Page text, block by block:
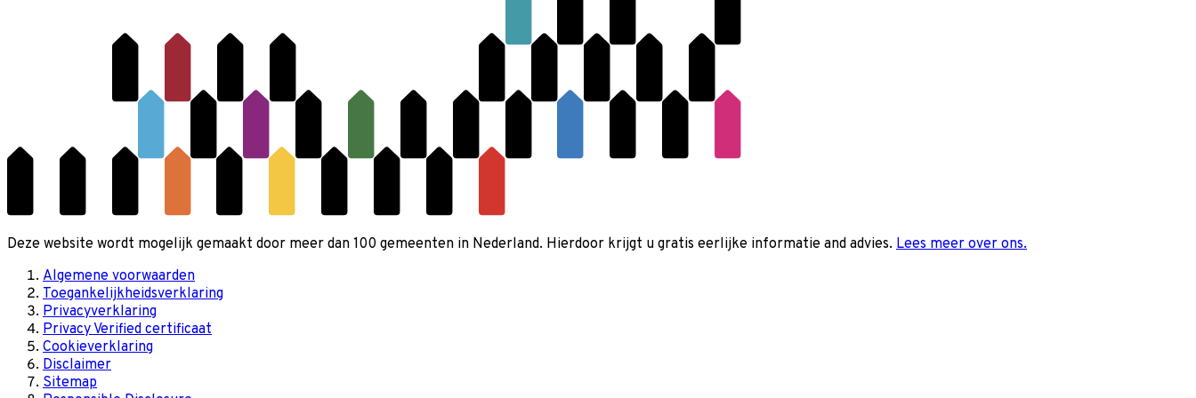
Deze website wordt mogelijk gemaakt door meer dan 100 gemeenten in Nederland. Hierdoor krijgt u gratis eerlijke informatie and advies. Lees meer over ons.
Algemene voorwaarden
Toegankelijkheidsverklaring
Privacyverklaring
Privacy Verified certificaat
Cookieverklaring
Disclaimer
Sitemap